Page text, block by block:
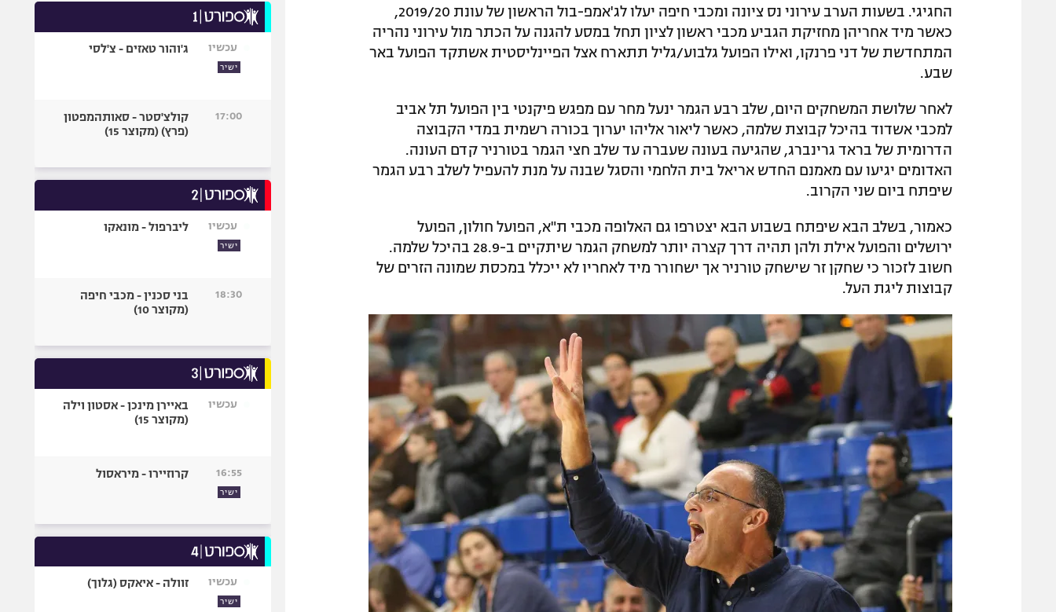
החגיגי. בשעות הערב עירוני נס ציונה ומכבי חיפה יעלו לג'אמפ-בול הראשון של עונת 2019/20,
כאשר מיד אחריהן מחזיקת הגביע מכבי ראשון לציון תחל במסע להגנה על הכתר מול עירוני נהריה
המתחדשת של דני פרנקו, ואילו הפועל גלבוע/גליל תתארח אצל הפיינליסטית אשתקד הפועל באר
שבע.
לאחר שלושת המשחקים היום, שלב רבע הגמר ינעל מחר עם מפגש פיקנטי בין הפועל תל אביב
למכבי אשדוד בהיכל קבוצת שלמה, כאשר ליאור אליהו יערוך בכורה רשמית במדי הקבוצה
הדרומית של בראד גרינברג, שהגיעה בעונה שעברה עד שלב חצי הגמר בטורניר קדם העונה.
האדומים יגיעו עם מאמנם החדש אריאל בית הלחמי והסגל שבנה על מנת להעפיל לשלב רבע הגמר
שיפתח ביום שני הקרוב.
כאמור, בשלב הבא שיפתח בשבוע הבא יצטרפו גם האלופה מכבי ת"א, הפועל חולון, הפועל
ירושלים והפועל אילת ולהן תהיה דרך קצרה יותר למשחק הגמר שיתקיים ב-28.9 בהיכל שלמה.
חשוב לזכור כי שחקן זר שישחק טורניר אך ישחורר מיד לאחריו לא ייכלל במכסת שמונה הזרים של
קבוצות ליגת העל.
עכשיו
ישיר
ג'והור טאזים - צ'לסי
17:00
קולצ'סטר - סאותהמפטון
(פרץ) (מקוצר 15)
עכשיו
ישיר
ליברפול - מונאקו
18:30
בני סכנין - מכבי חיפה
(מקוצר 10)
עכשיו
באיירן מינכן - אסטון וילה
(מקוצר 15)
16:55
ישיר
קרוזיירו - מיראסול
עכשיו
ישיר
זוולה - איאקס (גלוך)